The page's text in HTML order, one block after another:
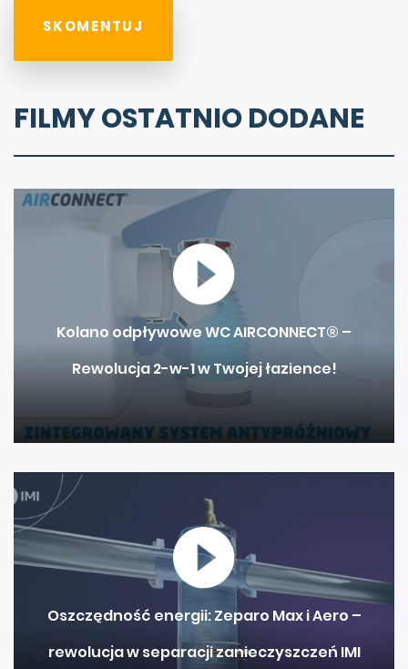
FILMY OSTATNIO DODANE
Kolano odpływowe WC AIRCONNECT® –
Rewolucja 2-w-1 w Twojej łazience!
Oszczędność energii: Zeparo Max i Aero –
rewolucja w separacji zanieczyszczeń IMI